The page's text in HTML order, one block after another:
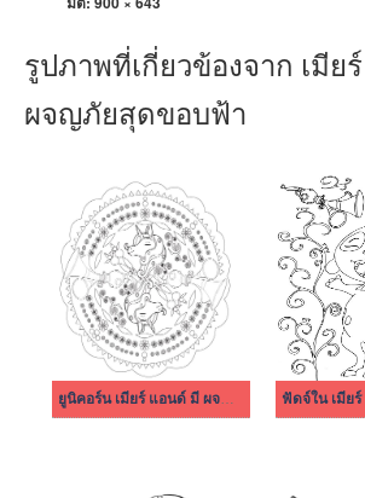
รูปภาพที่เกี่ยวข้องจาก เมีย
ผจญภัยสุดขอบฟ้า